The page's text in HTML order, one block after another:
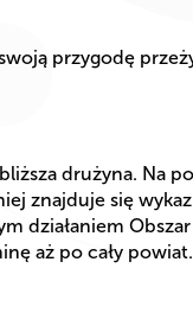
przygodę
drużyna. Na
znajduje się
działaniem
aż po cały